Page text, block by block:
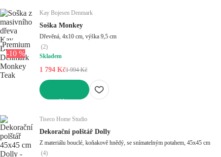
Premium
-10 %
Kay Bojesen Denmark
Soška Monkey
Dřevěná, 4x10 cm, výška 9,5 cm
(2)
Skladem
1 794 Kč1 994 Kč
Tiseco Home Studio
Dekorační polštář Dolly
Z materiálu bouclé, koňakově hnědý, se snímatelným potahem, 45x45 cm
(4)